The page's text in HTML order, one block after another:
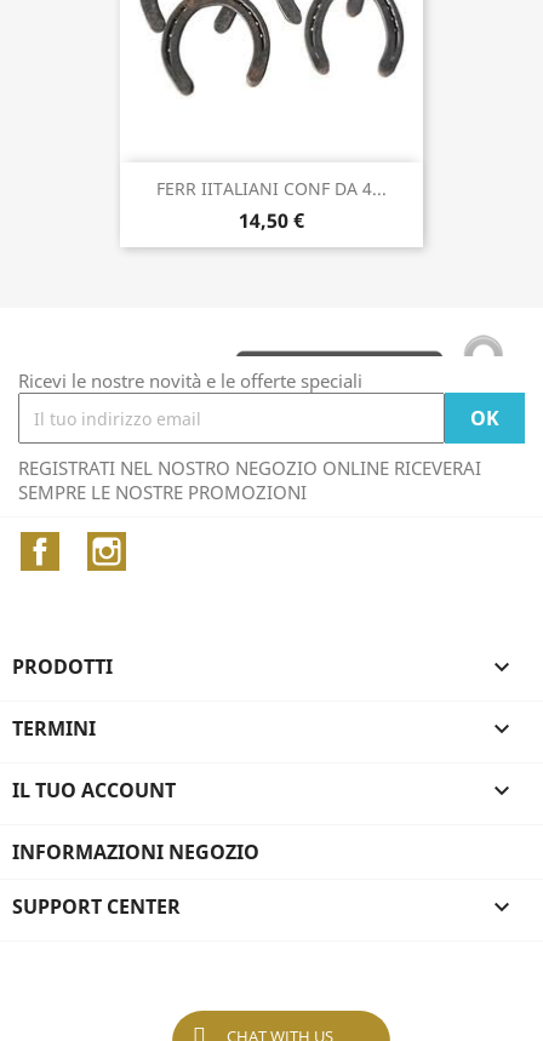
FERR IITALIANI CONF DA 4...
14,50 €
Ricevi le nostre novità e le offerte speciali
REGISTRATI NEL NOSTRO NEGOZIO ONLINE RICEVERAI
SEMPRE LE NOSTRE PROMOZIONI
Facebook
PRODOTTI 
TERMINI 
IL TUO ACCOUNT 
INFORMAZIONI NEGOZIO
SUPPORT CENTER 
CHAT WITH US